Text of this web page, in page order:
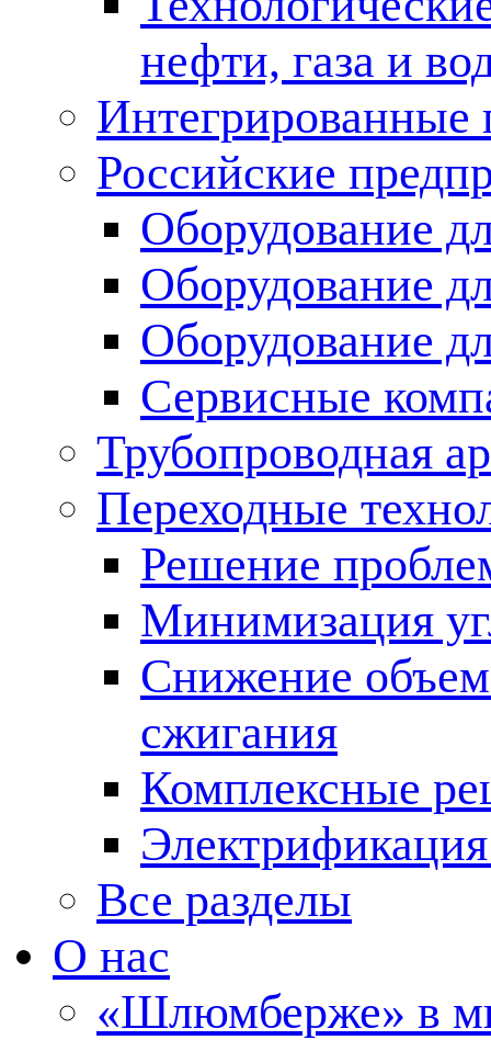
нефти, газа и
Российские
Оборудование
Оборудование
Оборудование
Сервисные
Трубопроводная
Переходные
Решение
Минимизация
Снижение
сжигания
Комплексные
Все разделы
О нас
«Шлюмберже» в